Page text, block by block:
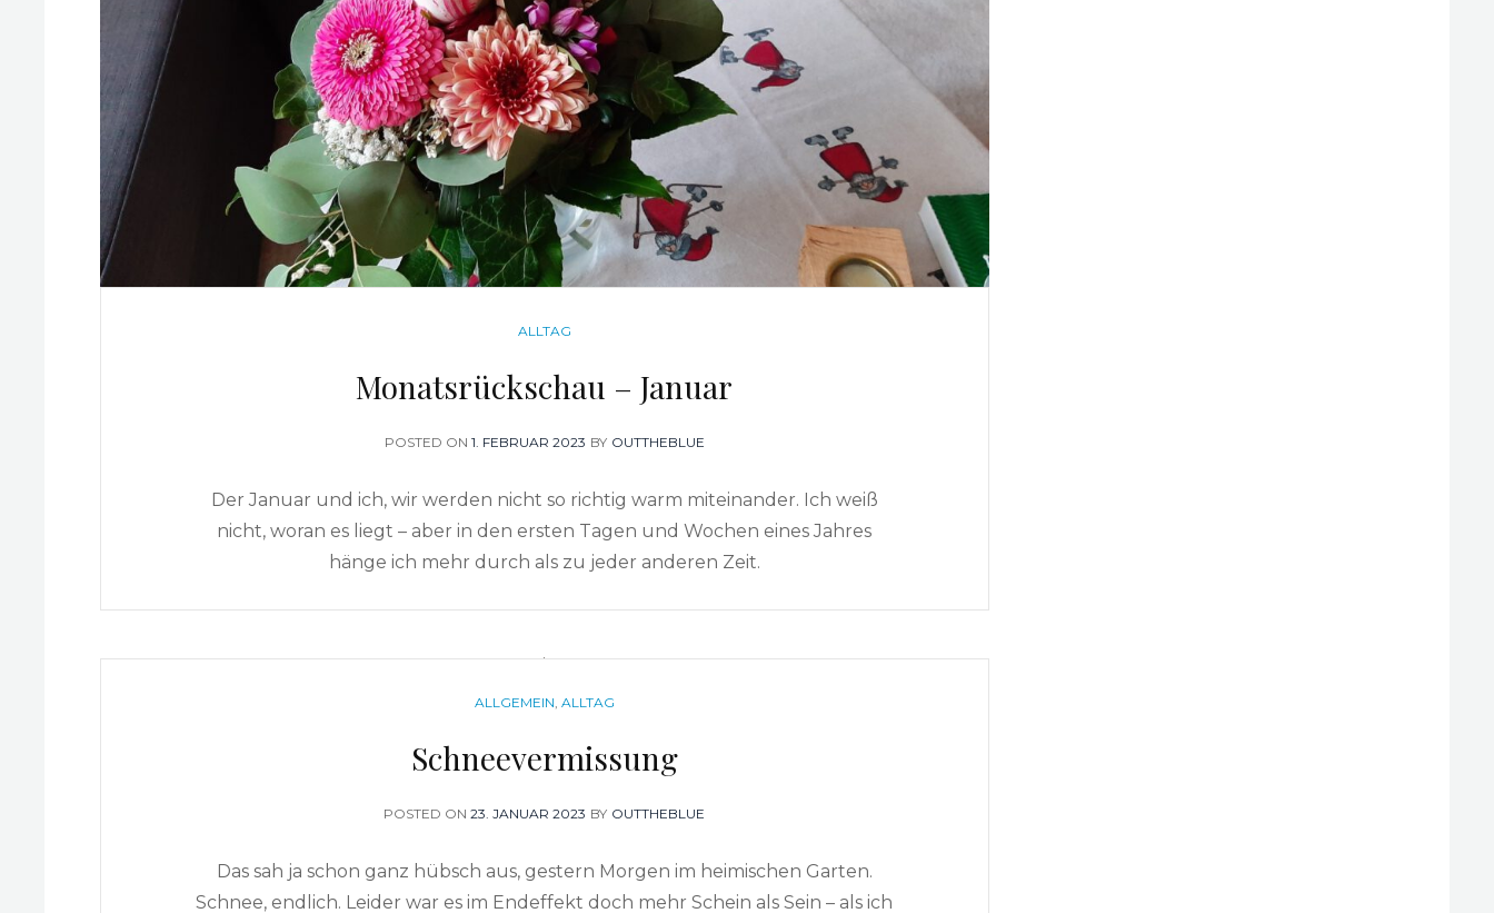
CATEGORIES
ALLTAG
Monatsrückschau – Januar
POSTED ON POSTED
1. FEBRUAR 2023 BY OUTTHEBLUE
Der Januar und ich, wir werden nicht so richtig warm miteinander. Ich weiß
nicht, woran es liegt – aber in den ersten Tagen und Wochen eines Jahres
hänge ich mehr durch als zu jeder anderen Zeit.
CATEGORIES
ALLGEMEIN ALLTAG
Schneevermissung
POSTED ONPOSTED
23. JANUAR 2023 BY OUTTHEBLUE
Das sah ja schon ganz hübsch aus, gestern Morgen im heimischen Garten.
Schnee, endlich. Leider war es im Endeffekt doch mehr Schein als Sein – als ich